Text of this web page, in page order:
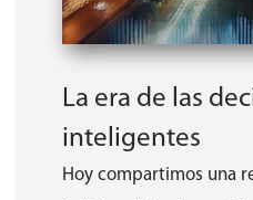
La era de las
inteligentes
Hoy compartimos una